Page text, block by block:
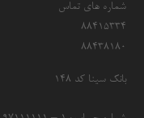
شماره های تماس
۸۸۴۱۵۳۳۴
۸۸۴۳۸۱۸۰
بانک سینا کد ۱۴۸